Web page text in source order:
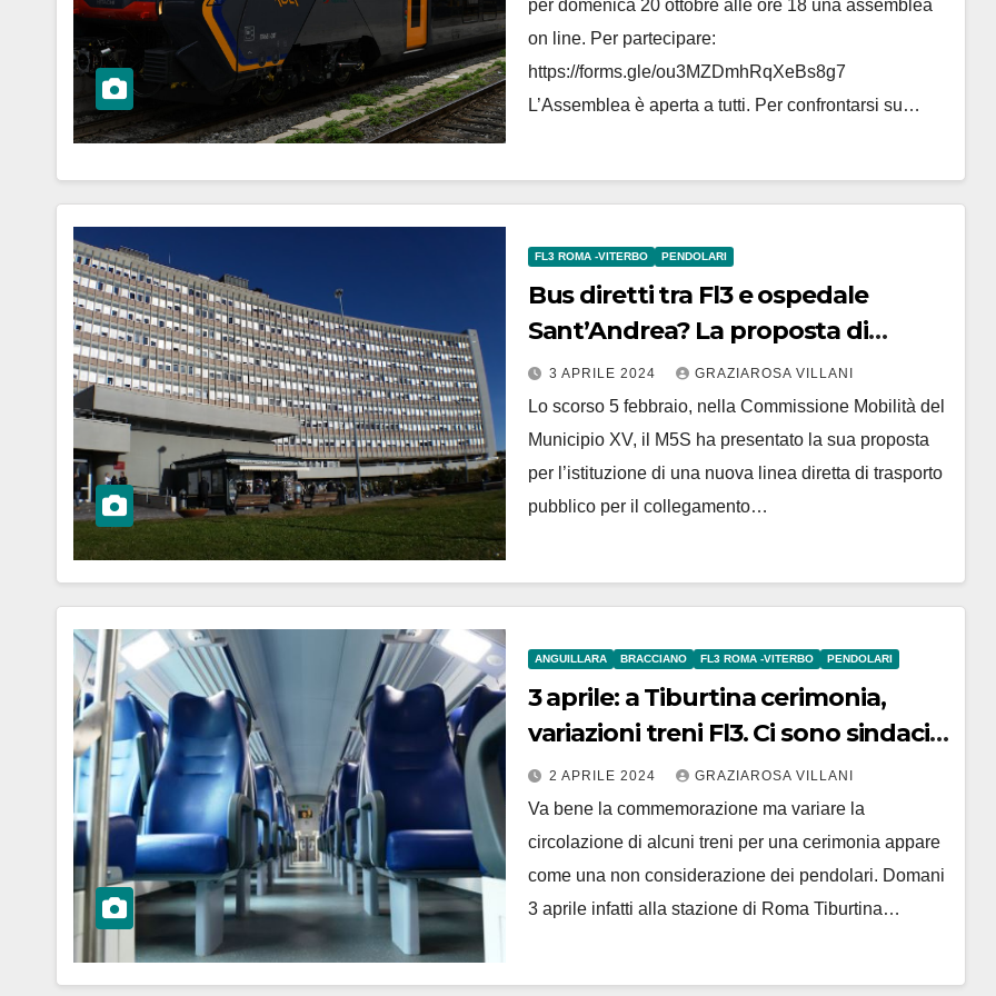
per domenica 20 ottobre alle ore 18 una assemblea
on line. Per partecipare:
https://forms.gle/ou3MZDmhRqXeBs8g7
L’Assemblea è aperta a tutti. Per confrontarsi su…
FL3 ROMA -VITERBO PENDOLARI
Bus diretti tra Fl3 e ospedale
Sant’Andrea? La proposta di
Badaracco e Meleo
3 APRILE 2024 GRAZIAROSA VILLANI
Lo scorso 5 febbraio, nella Commissione Mobilità del
Municipio XV, il M5S ha presentato la sua proposta
per l’istituzione di una nuova linea diretta di trasporto
pubblico per il collegamento…
ANGUILLARA BRACCIANO FL3 ROMA -VITERBO PENDOLARI
3 aprile: a Tiburtina cerimonia,
variazioni treni Fl3. Ci sono sindaci
e sindaci
2 APRILE 2024 GRAZIAROSA VILLANI
Va bene la commemorazione ma variare la
circolazione di alcuni treni per una cerimonia appare
come una non considerazione dei pendolari. Domani
3 aprile infatti alla stazione di Roma Tiburtina…